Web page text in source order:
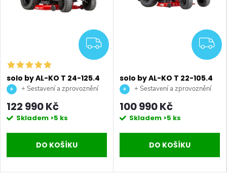
ZDARMA
solo by AL-KO T 24-125.4
HD V2 Premium
traktor
+ Sestavení a zprovoznění
stroje + doprava až na vaši
zahradu.
122 990 Kč
Skladem >5 ks
DO KOŠÍKU
solo by AL-KO T 22-105.4
HDD-A V2 Premium
traktor
+ Sestavení a zprovoznění
stroje + doprava až na vaši
zahradu.
100 990 Kč
Skladem >5 ks
DO KOŠÍKU